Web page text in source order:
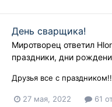
День сварщика!
Миротворец ответил
праздники, дни
Друзья все с
27 мая, 2022 61